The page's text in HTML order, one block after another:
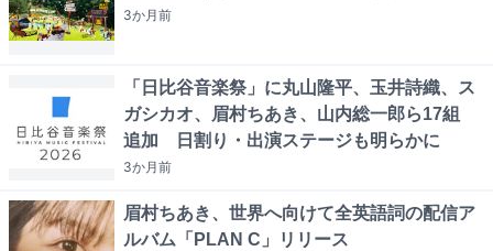
3か月前
「日比谷音楽祭」に丸山隆平、玉井詩織、ス
ガシカオ、眉村ちあき、山内総一郎ら17組
追加 日割り・出演ステージも明らかに
3か月前
眉村ちあき、世界へ向けて全英語詞の配信ア
ルバム「PLAN C」リリース